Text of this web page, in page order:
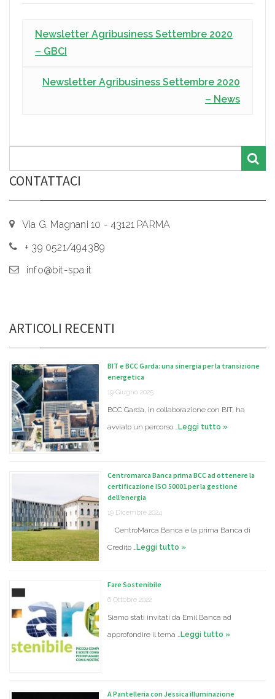
Newsletter Agribusiness Settembre 2020
– GBCI
Newsletter Agribusiness Settembre 2020
– News
CONTATTACI
Via G. Magnani 10 - 43121 PARMA
+ 39 0521/494389
info@bit-spa.it
ARTICOLI RECENTI
BIT e BCC Garda: una sinergia per la transizione
energetica
19 Giugno 2025
BCC Garda, in collaborazione con BIT, ha
avviato un percorso …Leggi tutto »
Centromarca Banca prima BCC ad ottenere la
certificazione ISO 50001 per la gestione
dell’energia
19 Dicembre 2024
CentroMarca Banca è la prima Banca di
Credito …Leggi tutto »
Fare Sostenibile
6 Ottobre 2022
Siamo stati invitati da Emil Banca ad
approfondire il tema …Leggi tutto »
A Pantelleria con Jessica illuminazione